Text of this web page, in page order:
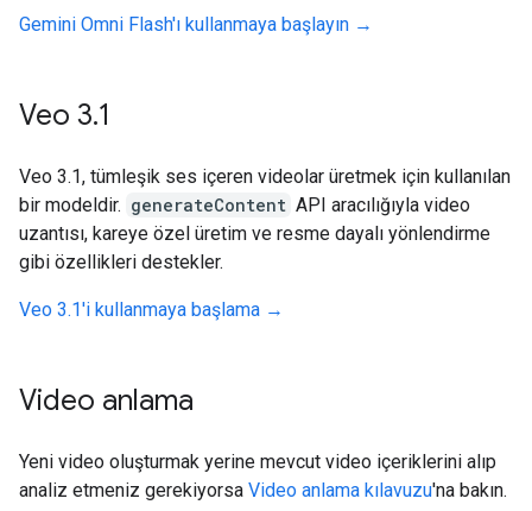
Gemini Omni Flash'ı kullanmaya başlayın →
Veo 3.1
Veo 3.1, tümleşik ses içeren videolar üretmek için kullanılan
bir modeldir. generateContent API aracılığıyla video
uzantısı, kareye özel üretim ve resme dayalı yönlendirme
gibi özellikleri destekler.
Veo 3.1'i kullanmaya başlama →
Video anlama
Yeni video oluşturmak yerine mevcut video içeriklerini alıp
analiz etmeniz gerekiyorsa Video anlama kılavuzu'na bakın.